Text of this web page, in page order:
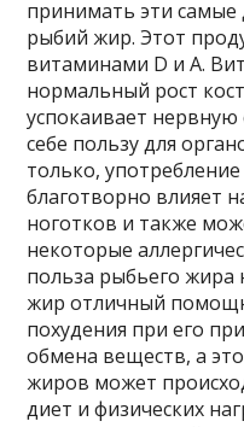
принимать эти
рыбий жир. Этот
витаминами D и А.
нормальный рост
успокаивает нервную
себе пользу для
только,
благотворно влияет
ноготков и также
некоторые
польза рыбьего жира
жир отличный
похудения при его
обмена веществ, а
жиров может
диет и физических